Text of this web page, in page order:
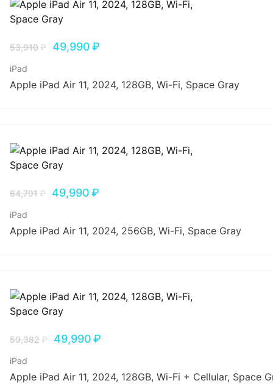
53,910₽ 49,990₽
iPad
Apple iPad Air 11, 2024, 128GB, Wi-Fi, Space Gray
64,791₽ 49,990₽
iPad
Apple iPad Air 11, 2024, 256GB, Wi-Fi, Space Gray
59,382₽ 49,990₽
iPad
Apple iPad Air 11, 2024, 128GB, Wi-Fi + Cellular, Space